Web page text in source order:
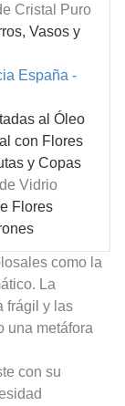
Cristal Puro
Vasos y
España -
al Óleo
con Flores
y Copas
Vidrio
Flores
como la
La
frágil y las
una metáfora
con su